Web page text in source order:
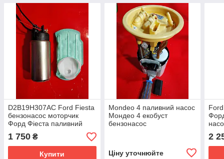
D2B19H307AC Ford Fiesta
бензонасос моторчик
Форд Фіеста паливний
насос 0580200138
C1B19H307AC
1 750 ₴
Купити
Mondeo 4 паливний насос
Мондео 4 екобуст
бензонасос
Ціну уточнюйте
2